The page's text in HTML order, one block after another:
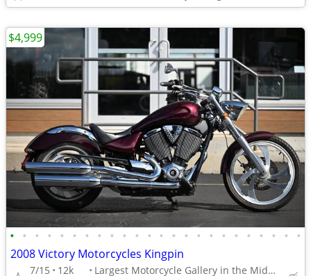
• • • • • • • • • • • • • • • • • • • • • • • •
2008 Victory Motorcycles Kingpin
7/15 12k Largest Motorcycle Gallery in the Midwest
$4,999